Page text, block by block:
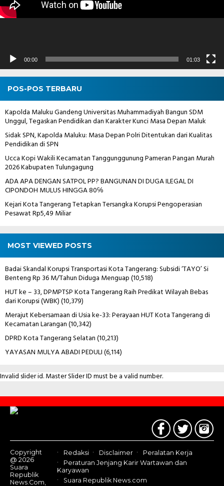
00:00 01:03
POS-POS TERBARU
Kapolda Maluku Gandeng Universitas Muhammadiyah Bangun SDM
Unggul, Tegaskan Pendidikan dan Karakter Kunci Masa Depan Maluk
Sidak SPN, Kapolda Maluku: Masa Depan Polri Ditentukan dari Kualitas
Pendidikan di SPN
Ucca Kopi Wakili Kecamatan Tanggunggunung Pameran Pangan Murah
2026 Kabupaten Tulungagung
ADA APA DENGAN SATPOL PP? BANGUNAN DI DUGA ILEGAL DI
CIPONDOH MULUS HINGGA 80℅
Kejari Kota Tangerang Tetapkan Tersangka Korupsi Pengoperasian
Pesawat Rp5,49 Miliar
MOST VIEWED POSTS
Badai Skandal Korupsi Transportasi Kota Tangerang: Subsidi ‘TAYO’ Si
Benteng Rp 36 M/Tahun Diduga Menguap(10,518)
HUT ke – 33, DPMPTSP Kota Tangerang Raih Predikat Wilayah Bebas
dari Korupsi (WBK)(10,379)
Merajut Kebersamaan di Usia ke-33: Perayaan HUT Kota Tangerang di
Kecamatan Larangan(10,342)
DPRD Kota Tangerang Selatan(10,213)
YAYASAN MULYA ABADI PEDULI(6,114)
Invalid slider id. Master Slider ID must be a valid number.
Contact
Us
Copyright
@ 2026
Suara
Republik
News.Com,
Redaksi Disclaimer
Peralatan Kerja
Peraturan Jenjang Karir Wartawan dan
Karyawan
Suara Republik News.com